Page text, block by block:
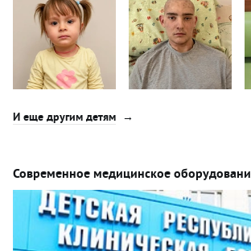
И еще другим детям
Современное медицинское